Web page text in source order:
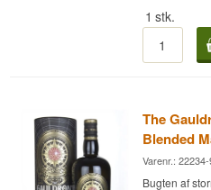
The
destillerier i
Serien
klippekyst
samler det
1 stk.
The
Blended
Varenr.:
Bugten af